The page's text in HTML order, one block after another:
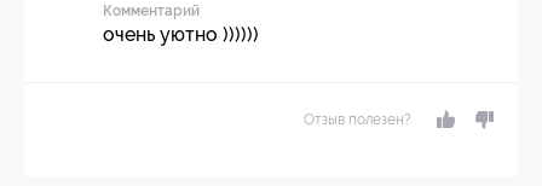
Комментарий
очень уютно ))))))
Отзыв полезен?